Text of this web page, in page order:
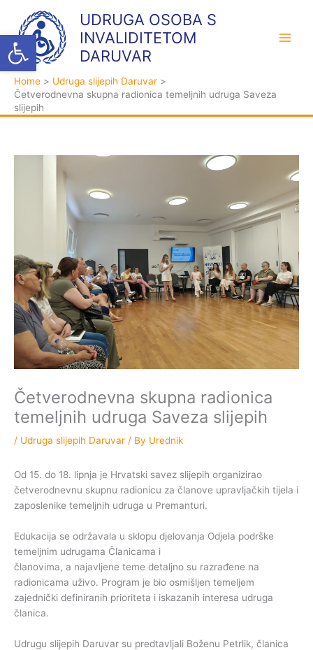
Open toolbar
content
UDRUGA OSOBA S
INVALIDITETOM
DARUVAR
Home
Udruga slijepih Daruvar
Četverodnevna skupna radionica temeljnih udruga Saveza
slijepih
Četverodnevna skupna radionica
temeljnih udruga Saveza slijepih
/ Udruga slijepih Daruvar / By Urednik
Od 15. do 18. lipnja je Hrvatski savez slijepih organizirao
četverodnevnu skupnu radionicu za članove upravljačkih tijela i
zaposlenike temeljnih udruga u Premanturi.
Edukacija se održavala u sklopu djelovanja Odjela podrške
temeljnim udrugama Članicama i
članovima, a najavljene teme detaljno su razrađene na
radionicama uživo. Program je bio osmišljen temeljem
zajednički definiranih prioriteta i iskazanih interesa udruga
članica.
Udrugu slijepih Daruvar su predtavljali Boženu Petrlik, članica
t
e
g
h
i
v